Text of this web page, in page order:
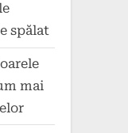
spălat
mai